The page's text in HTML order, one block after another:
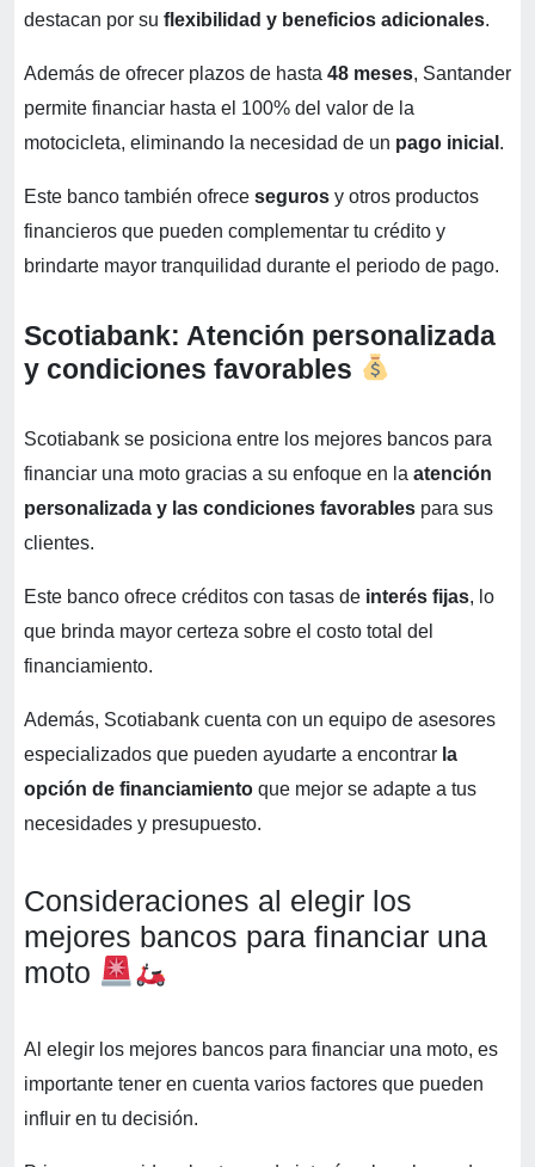
destacan por su flexibilidad y beneficios adicionales.
Además de ofrecer plazos de hasta 48 meses, Santander
permite financiar hasta el 100% del valor de la
motocicleta, eliminando la necesidad de un pago inicial .
Este banco también ofrece seguros y otros productos
financieros que pueden complementar tu crédito y
brindarte mayor tranquilidad durante el periodo de pago.
Scotiabank: Atención personalizada
y condiciones favorables
Scotiabank se posiciona entre los mejores bancos para
financiar una moto gracias a su enfoque en la atención
personalizada y las condiciones favorables para sus
clientes.
Este banco ofrece créditos con tasas de interés fijas, lo
que brinda mayor certeza sobre el costo total del
financiamiento.
Además, Scotiabank cuenta con un equipo de asesores
especializados que pueden ayudarte a encontrar la
opción de financiamiento que mejor se adapte a tus
necesidades y presupuesto.
Consideraciones al elegir los
mejores bancos para financiar una
moto
Al elegir los mejores bancos para financiar una moto, es
importante tener en cuenta varios factores que pueden
influir en tu decisión.